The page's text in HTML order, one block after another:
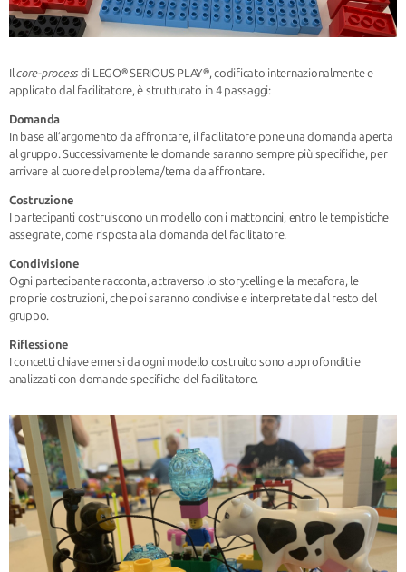
Ilcore-processdi LEGO® SERIOUS PLAY®, codificato internazionalmente e
applicato dal facilitatore, è strutturato in 4 passaggi:
Domanda
In base all’argomento da affrontare, il facilitatore pone una domanda aperta
al gruppo. Successivamente le domande saranno sempre più specifiche, per
arrivare al cuore del problema/tema da affrontare.
Costruzione
I partecipanti costruiscono un modello con i mattoncini, entro le tempistiche
assegnate, come risposta alla domanda del facilitatore.
Condivisione
Ogni partecipante racconta, attraverso lo storytelling e la metafora, le
proprie costruzioni, che poi saranno condivise e interpretate dal resto del
gruppo.
Riflessione
I concetti chiave emersi da ogni modello costruito sono approfonditi e
analizzati con domande specifiche del facilitatore.